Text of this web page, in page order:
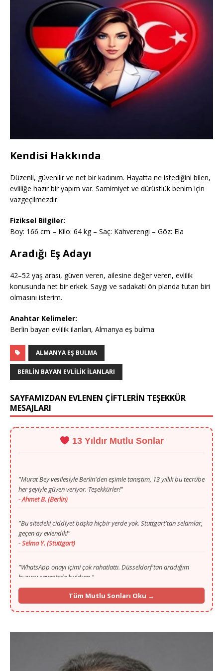
Kendisi Hakkında
Düzenli, güvenilir ve net bir kadınım. Hayatta ne istediğini bilen,
evliliğe hazır bir yapım var. Samimiyet ve dürüstlük benim için
vazgeçilmezdir.
Fiziksel Bilgiler:
Boy: 166 cm – Kilo: 64 kg – Saç: Kahverengi – Göz: Ela
Aradığı Eş Adayı
42–52 yaş arası, güven veren, ailesine değer veren, evlilik
konusunda net bir erkek. Saygı ve sadakati ön planda tutan biri
olmasını isterim.
Anahtar Kelimeler:
Berlin bayan evlilik ilanları, Almanya eş bulma
ALMANYA EŞ BULMA
BERLIN BAYAN EVLILIK ILANLARI
SAYFAMIZDAN EVLENEN ÇİFTLERİN TEŞEKKÜR
MESAJLARI
13 Yıldır Mutlu Sonlar
"Murat Bey vesilesiyle Berlin'den eşimle tanıştım, 13 yıllık bu tecrübe
"Bu sitedeki ciddiyet başka hiçbir yerde yok. Stuttgart'tan selamlar,
"WhatsApp onayı içimi çok rahatlattı. Düsseldorf'tan aradığım
sayesinde Köln'den hayat arkadaşımı buldum."
- Fatma K. (Köln)
Tüm Mutlu Sonları Oku →